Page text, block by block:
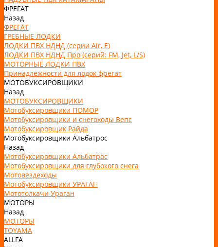
ФРЕГАТ
Назад
ФРЕГАТ
ГРЕБНЫЕ ЛОДКИ
ЛОДКИ ПВХ НДНД (серии Air, Е)
ЛОДКИ ПВХ НДНД Про (серий: FM, Jet, L/S)
МОТОРНЫЕ ЛОДКИ ПВХ
Принадлежности для лодок фрегат
МОТОБУКСИРОВЩИКИ
Назад
МОТОБУКСИРОВЩИКИ
Мотобуксировщики ПОМОР
Мотобуксировщики и снегоходы Вепс
Мотобуксировщик Райда
Мотобуксировщики Альбатрос
Назад
Мотобуксировщики Альбатрос
Мотобуксировщики для глубокого снега
Мотовездеходы
Мотобуксировщики УРАГАН
Мототолкачи Ураган
МОТОРЫ
Назад
МОТОРЫ
TOYAMA
ALLFA